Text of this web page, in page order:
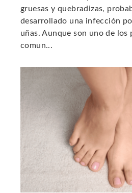
gruesas y quebradizas,
desarrollado una infección
uñas. Aunque son uno de los
comun...